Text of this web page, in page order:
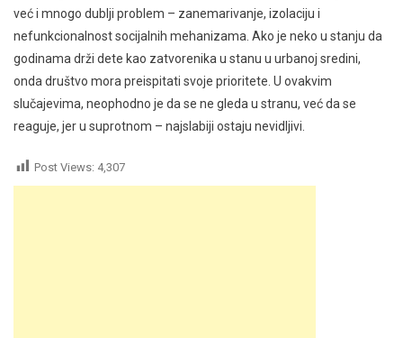
već i mnogo dublji problem – zanemarivanje, izolaciju i
nefunkcionalnost socijalnih mehanizama. Ako je neko u stanju da
godinama drži dete kao zatvorenika u stanu u urbanoj sredini,
onda društvo mora preispitati svoje prioritete. U ovakvim
slučajevima, neophodno je da se ne gleda u stranu, već da se
reaguje, jer u suprotnom – najslabiji ostaju nevidljivi.
Post Views: 4,307